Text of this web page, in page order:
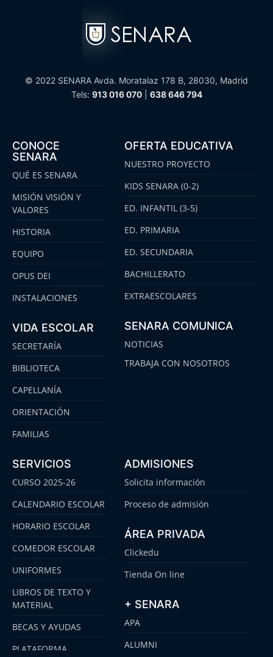
© 2022 SENARA Avda. Moratalaz 178 B, 28030, Madrid
Tels: 913 016 070| 638 646 794
CONOCE
SENARA
QUÉ ES SENARA
MISIÓN VISIÓN Y
VALORES
HISTORIA
EQUIPO
OPUS DEI
INSTALACIONES
VIDA ESCOLAR
SECRETARÍA
BIBLIOTECA
CAPELLANÍA
ORIENTACIÓN
FAMILIAS
OFERTA EDUCATIVA
NUESTRO PROYECTO
KIDS SENARA (0-2)
ED. INFANTIL (3-5)
ED. PRIMARIA
ED. SECUNDARIA
BACHILLERATO
EXTRAESCOLARES
SENARA COMUNICA
NOTICIAS
TRABAJA CON NOSOTROS
SERVICIOS
CURSO 2025-26
CALENDARIO ESCOLAR
HORARIO ESCOLAR
COMEDOR ESCOLAR
UNIFORMES
LIBROS DE TEXTO Y
MATERIAL
BECAS Y AYUDAS
PLATAFORMA
ADMISIONES
Solicita información
Proceso de admisión
ÁREA PRIVADA
Clickedu
Tienda On line
+ SENARA
APA
ALUMNI